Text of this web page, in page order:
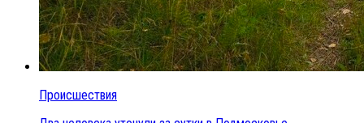
Происшествия